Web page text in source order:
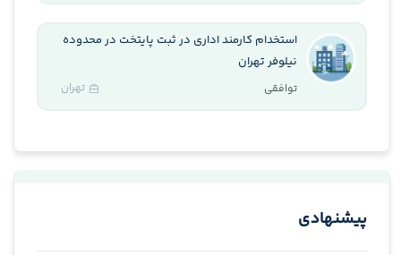
استخدام کارمند اداری در ثبت پایتخت در محدوده
نیلوفر تهران
توافقی تهران
پیشنهادی